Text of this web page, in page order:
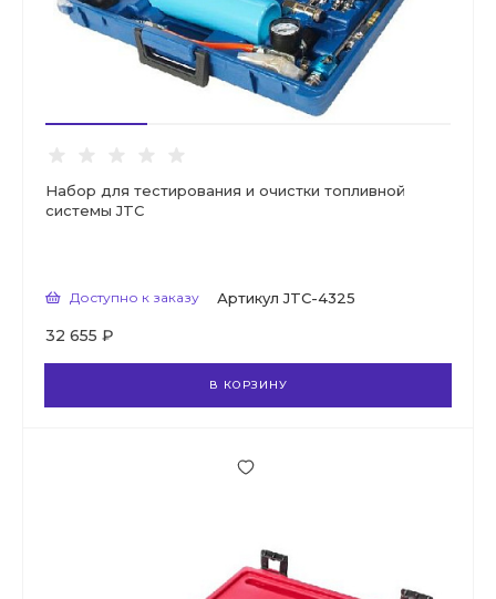
Набор для тестирования и очистки топливной
системы JTC
Доступно к заказу Артикул JTC-4325
32 655 ₽
В КОРЗИНУ